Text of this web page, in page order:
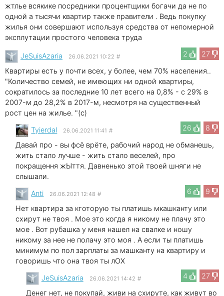
жтлье всякике посредники процентщики богачи да не по
одной а тысячи квартир также правители . Ведь покупку
жилья они совершают используя средства от непомерной
эксплутации простого человека труда
2
27
JeSuisAzaria 26.06.2021 10:22 #
Квартиры есть у почти всех, у более, чем 70% населения..
"Количество семей, не имеющих ни одной квартиры,
сократилось за последние 10 лет всего на 0,8% - с 29% в
2007-м до 28,2% в 2017-м, несмотря на существенный
рост цен на жилье. "(c)
26
8
Tyierdal 26.06.2021 11:41 #
Давай про - вы фсё врёте, рабочий народ не обманешь,
жить стало лучше - жить стало веселей, про
покращення жЫття. Давненько этой твоей шняги не
слышали.
6
9
Anti 26.06.2021 12:48 #
Нет квартира за кготорую ты платишь мкашканту или
схирут не твоя . Мое это когда я никому не плачу это
мое . Вот рубашка у меня нашел на свалке и ношу
никому за нее не полачу это моя . А если ты платишь
минимум по пол зарплаты за машканту на квартиру и
говоришь что она твоя ты лОХ
4
27
JeSuisAzaria 26.06.2021 14:42 #
Денег нет, не покупай, живи на схируте, как живут во